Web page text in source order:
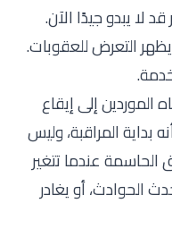
لا يبدو جيدًا الآن.
يظهر التعرض للعقوبات.
الموردين إلى إيقاع
بداية المراقبة، وليس
الحاسمة عندما تتغير
الحوادث، أو يغادر